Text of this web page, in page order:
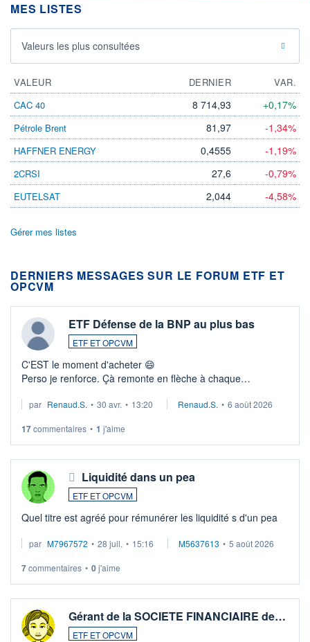
MES LISTES
Valeurs les plus consultées
VALEUR DERNIER
VAR.
CAC 40
8 714,93 +0,17%
Pétrole Brent 81,97 -1,34%
HAFFNER ENERGY 0,4555 -1,19%
2CRSI 27,6 -0,79%
EUTELSAT 2,044 -4,58%
Gérer mes listes
DERNIERS MESSAGES SUR LE FORUM ETF ET
OPCVM
ETF Défense de la BNP au plus bas
ETF ET OPCVM
C'EST le moment d'acheter 😄​
Perso je renforce. Çà remonte en flèche à chaque
Investissement long terme tip top pour sa retraite.
par Renaud.S. • 30 avr. • 13:20 Renaud.S. • 6 août 2026
17commentaires • 1 j'aime
Liquidité dans un pea
ETF ET OPCVM
Quel titre est agréé pour rémunérer les liquidité s d'un pea
par M7967572 • 28 juil. • 15:16 M5637613 • 5 août 2026
7commentaires • 0j'aime
Gérant de la SOCIETE FINANCIAIRE de…
ETF ET OPCVM